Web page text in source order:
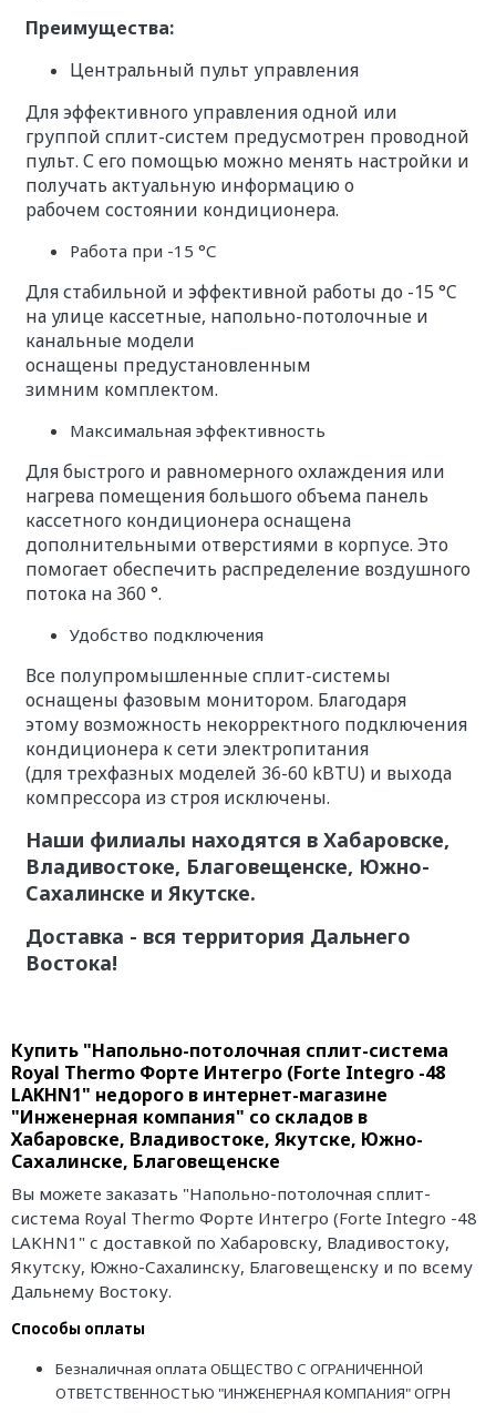
Преимущества:
Центральный пульт управления
Для эффективного управления одной или
группой сплит-систем предусмотрен проводной
пульт. С его помощью можно менять настройки и
получать актуальную информацию о
рабочем состоянии кондиционера.
Работа при -15 °С
Для стабильной и эффективной работы до -15 °C
на улице кассетные, напольно-потолочные и
канальные модели
оснащены предустановленным
зимним комплектом.
Максимальная эффективность
Для быстрого и равномерного охлаждения или
нагрева помещения большого объема панель
кассетного кондиционера оснащена
дополнительными отверстиями в корпусе. Это
помогает обеспечить распределение воздушного
потока на 360 °.
Удобство подключения
Все полупромышленные сплит-системы
оснащены фазовым монитором. Благодаря
этому возможность некорректного подключения
кондиционера к сети электропитания
(для трехфазных моделей 36-60 kBTU) и выхода
компрессора из строя исключены.
Наши филиалы находятся в Хабаровске,
Владивостоке, Благовещенске, Южно-
Сахалинске и Якутске.
Доставка - вся территория Дальнего
Востока!
Купить "Напольно-потолочная сплит-система
Royal Thermo Форте Интегро (Forte Integro -48
LAKHN1" недорого в интернет-магазине
"Инженерная компания" со складов в
Хабаровске, Владивостоке, Якутске, Южно-
Сахалинске, Благовещенске
Вы можете заказать "Напольно-потолочная сплит-
система Royal Thermo Форте Интегро (Forte Integro -48
LAKHN1" с доставкой по Хабаровску, Владивостоку,
Якутску, Южно-Сахалинску, Благовещенску и по всему
Дальнему Востоку.
Способы оплаты
Безналичная оплата ОБЩЕСТВО С ОГРАНИЧЕННОЙ
ОТВЕТСТВЕННОСТЬЮ "ИНЖЕНЕРНАЯ КОМПАНИЯ" ОГРН